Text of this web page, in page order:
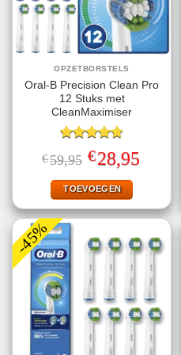
OPZETBORSTELS
Oral-B Precision Clean Pro
12 Stuks met
CleanMaximiser
Gewaardeerd
4.75uit 5
€59,95 Oorspronkelijke
prijs
was:
€59,95.
€28,95prijs
TOEVOEGEN
-45%